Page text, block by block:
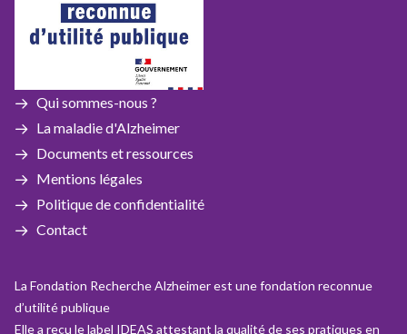
Qui sommes-nous ?
La maladie d'Alzheimer
Documents et ressources
Mentions légales
Politique de confidentialité
Contact
La Fondation Recherche Alzheimer est une fondation reconnue
d’utilité publique
Elle a reçu le label IDEAS attestant la qualité de ses pratiques en